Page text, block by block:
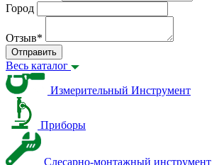
Город
Отзыв*
Отправить
Весь каталог
Измерительный Инструмент
Приборы
Слесарно-монтажный инструмент